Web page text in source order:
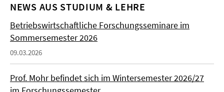
NEWS AUS STUDIUM & LEHRE
Betriebswirtschaftliche Forschungsseminare im
Sommersemester 2026
09.03.2026
Prof. Mohr befindet sich im Wintersemester 2026/27